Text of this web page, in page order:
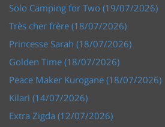
Solo Camping for Two (19/07/2026)
Très cher frère (18/07/2026)
Princesse Sarah (18/07/2026)
Golden Time (18/07/2026)
Peace Maker Kurogane (18/07/2026)
Kilari (14/07/2026)
Extra Zigda (12/07/2026)